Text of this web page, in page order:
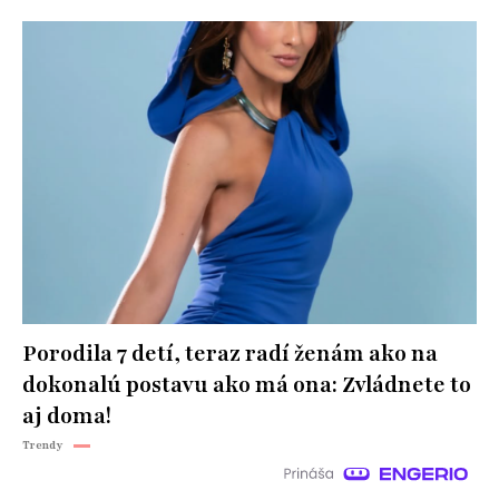
Porodila 7 detí, teraz radí ženám ako na
dokonalú postavu ako má ona: Zvládnete to
aj doma!
Trendy